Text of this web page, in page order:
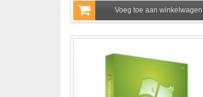
Voeg toe aan winkelwagen